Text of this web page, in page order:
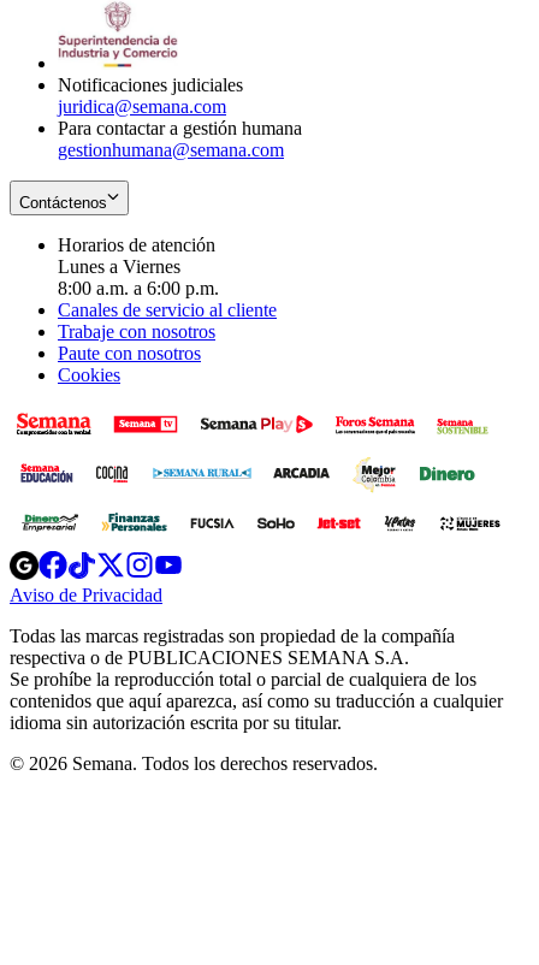
Notificaciones judiciales
juridica@semana.com
Para contactar a gestión humana
gestionhumana@semana.com
Contáctenos
Horarios de atención
Lunes a Viernes
8:00 a.m. a 6:00 p.m.
Canales de servicio al cliente
Trabaje con nosotros
Paute con nosotros
Cookies
Opens
in
new
Opens
in
new
Opens
in
new
window
Opens
new
windowwindow
Aviso de Privacidad
new
window
Todas las marcas registradas son propiedad de la compañía
respectiva o de PUBLICACIONES SEMANA S.A.
Se prohíbe la reproducción total o parcial de cualquiera de los
contenidos que aquí aparezca, así como su traducción a cualquier
idioma sin autorización escrita por su titular.
© 2026 Semana. Todos los derechos reservados.